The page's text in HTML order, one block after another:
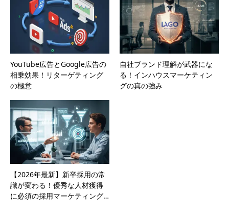
YouTube広告とGoogle広告の
相乗効果！リターゲティング
の極意
自社ブランド理解が武器にな
る！インハウスマーケティン
グの真の強み
【2026年最新】新卒採用の常
識が変わる！優秀な人材獲得
に必須の採用マーケティング…